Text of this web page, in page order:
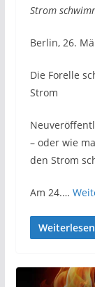
Strom
Berlin, 26.
Die Forelle
Strom
– oder wie
den Strom
Am 24.…
Weiterlesen